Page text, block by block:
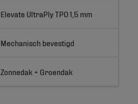
Elevate UltraPly TPO 1,5 mm
Mechanisch bevestigd
Zonnedak + Groendak